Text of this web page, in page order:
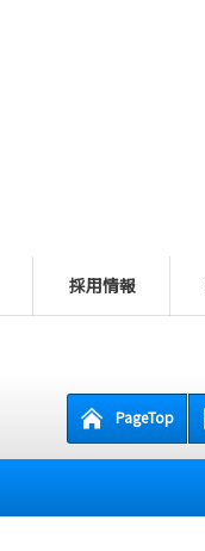
採用情報
PageTop